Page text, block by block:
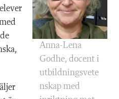
Anna-Lena
Godhe, docent i
utbildningsvete
nskap med